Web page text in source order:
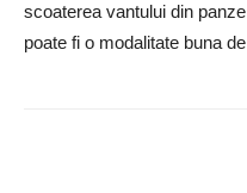
scoaterea vantului din
poate fi o modalitate buna